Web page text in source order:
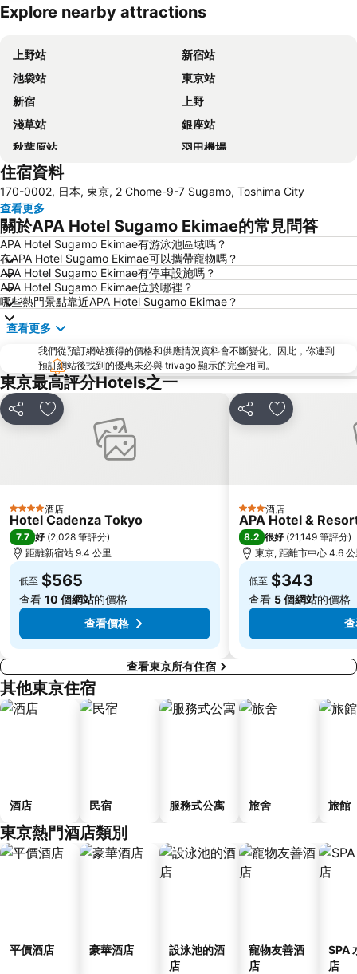
展開地圖
Explore nearby attractions
上野站
新宿站
池袋站
東京站
新宿
上野
淺草站
銀座站
秋葉原站
羽田機場
品川站
錦系釘站
橫濱車站
東京迪士尼
新橋站
日本橋站
Shibuya
Haneda Airport International Terminal Station
淺草寺
赤坂站
東京巨蛋城
六本木車站
原宿站
羽田機場 東京國際機場
築地魚市場
御台場 (台場)
Kawasaki Station
東京迪士尼海洋
太陽城
Nippori Station
Tachikawa Station
Gotanda Station
水道橋站
Shinjuku-gyoemmae Metro Station
Shinagawa
Hamamatsucho station
Ofuna Station
Nishi-Kasai Metro Station
Fujisawa Station
Shimbashi Metro Station
Chiba Station
Toyosu Station
住宿資料
170-0002, 日本, 東京, 2 Chome-9-7 Sugamo, Toshima City
查看更多
關於APA Hotel Sugamo Ekimae的常見問答
APA Hotel Sugamo Ekimae有游泳池區域嗎？
在APA Hotel Sugamo Ekimae可以攜帶寵物嗎？
APA Hotel Sugamo Ekimae有停車設施嗎？
APA Hotel Sugamo Ekimae位於哪裡？
哪些熱門景點靠近APA Hotel Sugamo Ekimae？
查看更多
我們從預訂網站獲得的價格和供應情況資料會不斷變化。因此，你連到
預訂網站後找到的優惠未必與 trivago 顯示的完全相同。
東京最高評分Hotels之一
分享 放到收藏夾
4 星級 酒店
Hotel Cadenza Tokyo
7.7 好 (2,028 筆評分)
距離新宿站 9.4 公里
低至 $565
查看 10 個網站的價格
查看價格
分享 放到收藏夾
3 星級酒店
APA Hotel &
8.2 很好 (21,149 筆評分)
東京, 距離市中心 4.6
低至 $343
查看 5 個網站的價格
查看東京所有住宿
其他東京住宿
酒店 民宿 服務式公寓 旅舍 旅館
東京熱門酒店類別
平價酒店 豪華酒店
設泳池的酒
店
寵物友善酒
店
SPA
店